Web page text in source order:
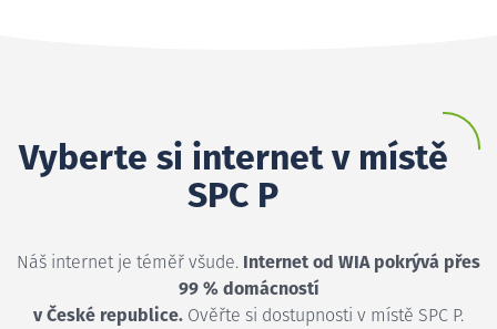
Vyberte si internet v místě
SPC P
Náš internet je téměř všude. Internet od WIA pokrývá přes
99 % domácností
v České republice. Ověřte si dostupnosti v místě SPC P.